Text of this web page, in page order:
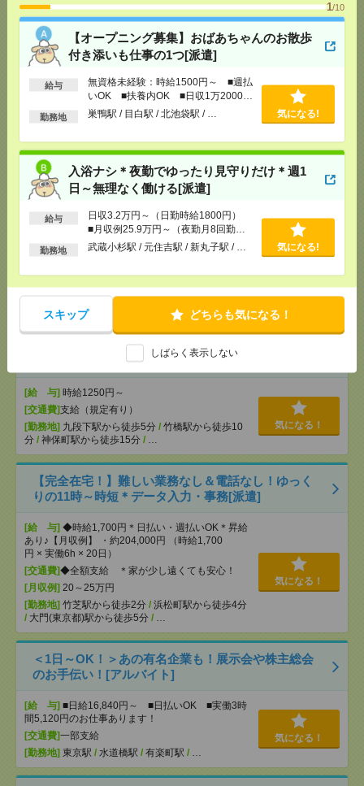
1/10
【オープニング募集】おばあちゃんのお散歩
付き添いも仕事の1つ[派遣]
給与
無資格未経験：時給1500円～ ■週払
いOK ■扶養内OK ■日収1万2000円
以上
勤務地 巣鴨駅 / 目白駅 / 北池袋駅 / … 気になる!
入浴ナシ＊夜勤でゆったり見守りだけ＊週1
日～無理なく働ける[派遣]
給与
日収3.2万円～（日勤時給1800円）
■月収例25.9万円～（夜勤月8回勤務
の場合）
勤務地 武蔵小杉駅 / 元住吉駅 / 新丸子駅 / … 気になる!
スキップ どちらも気になる！
しばらく表示しない
[勤務地]巣鴨駅/目白駅/北池袋駅/…
入浴ナシ＊夜勤でゆったり見守りだけ＊週1日～無理
なく働ける[派遣]
[給 与]日収3.2万円～（日勤時給1800円） ■月
[交通費]交通費全額支給 ■ガソリン代も全額支給
[月収例]20～25万円
[勤務地]
武蔵小杉駅/ 元住吉駅/新丸子駅 /…
気になる！
＼！完全在宅！／土日含む週2～OK<講座受付
>@2400円[派遣]
[給 与] 時給2400円＋交
[交通費]交通費実費支給（当社規定あり）
気になる！
＜日本を代表するバンド＊サカナクション＞ツアー
公演のサポートバイト＠日本武道館[アルバイト]
[給 与] 時給1250円～
[交通費]支給（規定有り）
[勤務地] 九段下駅から徒歩5分 / 竹橋駅から徒歩10
分 / 神保町駅から徒歩15分 / …
気になる！
【完全在宅！】難しい業務なし＆電話なし！ゆっく
りの11時～時短＊データ入力・事務[派遣]
[給 与] ◆時給1,700円＊日払い・週払いOK＊昇給
あり♪【月収例】 ・約204,000円 （時給1,700
円 × 実働6h × 20日）
[交通費]◆全額支給 ＊家が少し遠くても安心！
[月収例] 20～25万円
[勤務地] 竹芝駅から徒歩2分 / 浜松町駅から徒歩4分
/ 大門(東京都)駅から徒歩5分 / …
気になる！
＜1日～OK！＞あの有名企業も！展示会や株主総会
のお手伝い！[アルバイト]
[給 与] ■日給16,840円～ ■日払いOK ■実働3時
間5,120円のお仕事あります！
[交通費]一部支給
[勤務地] 東京駅 / 水道橋駅 / 有楽町駅 / …
気になる！